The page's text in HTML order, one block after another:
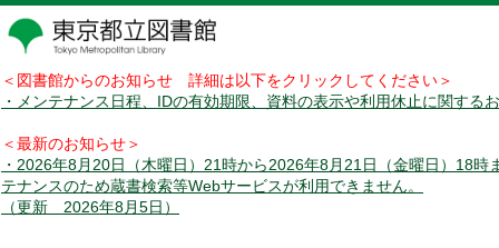
＜図書館からのお知らせ 詳細は以下をクリックしてください＞
・メンテナンス日程、IDの有効期限、資料の表示や利用休止に関する
＜最新のお知らせ＞
・2026年8月20日（木曜日）21時から2026年8月21日（金曜日）18時
テナンスのため蔵書検索等Webサービスが利用できません。
（更新 2026年8月5日）